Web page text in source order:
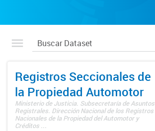
Registros Seccionales de
la Propiedad Automotor
Ministerio de Justicia. Subsecretaría de Asuntos
Registrales. Dirección Nacional de los Registros
Nacionales de la Propiedad del Automotor y
Créditos ...